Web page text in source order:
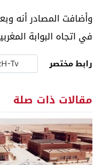
وأضافت المصادر أنه
في اتجاه البوابة
رابط مختصر
مقالات ذات صلة